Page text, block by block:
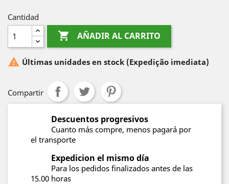
Cantidad
 AÑADIR AL CARRITO
 Últimas unidades en stock (Expedição imediata)
Compartir
Descuentos progresivos
Cuanto más compre, menos pagará por
el transporte
Expedicion el mismo día
Para los pedidos finalizados antes de las
15.00 horas